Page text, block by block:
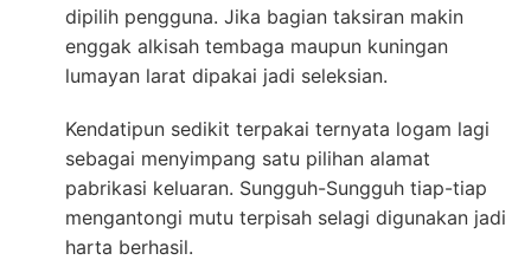
dipilih pengguna. Jika bagian taksiran makin
enggak alkisah tembaga maupun kuningan
lumayan larat dipakai jadi seleksian.
Kendatipun sedikit terpakai ternyata logam lagi
sebagai menyimpang satu pilihan alamat
pabrikasi keluaran. Sungguh-Sungguh tiap-tiap
mengantongi mutu terpisah selagi digunakan jadi
harta berhasil.